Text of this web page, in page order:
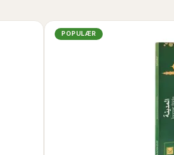
POPULÆR